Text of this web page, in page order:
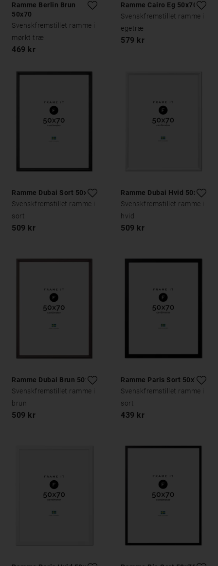
Ramme Berlin Brun
50x70
Svenskfremstillet ramme i
mørkt træ
469 kr
Ramme Cairo Eg 50x70
Svenskfremstillet ramme i
egetræ
579 kr
Ramme Dubai Sort 50x70
Svenskfremstillet ramme i
sort
509 kr
Ramme Dubai Hvid 50x70
Svenskfremstillet ramme i
hvid
509 kr
Ramme Dubai Brun 50x70
Svenskfremstillet ramme i
brun
509 kr
Ramme Paris Sort 50x70
Svenskfremstillet ramme i
sort
439 kr